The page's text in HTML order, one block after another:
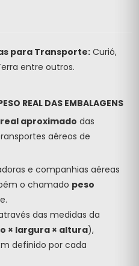
para Transporte: Curió,
entre outros.
REAL DAS EMBALAGENS
aproximado das
aéreos de
e companhias aéreas
o chamado peso
das medidas da
× largura × altura),
definido por cada